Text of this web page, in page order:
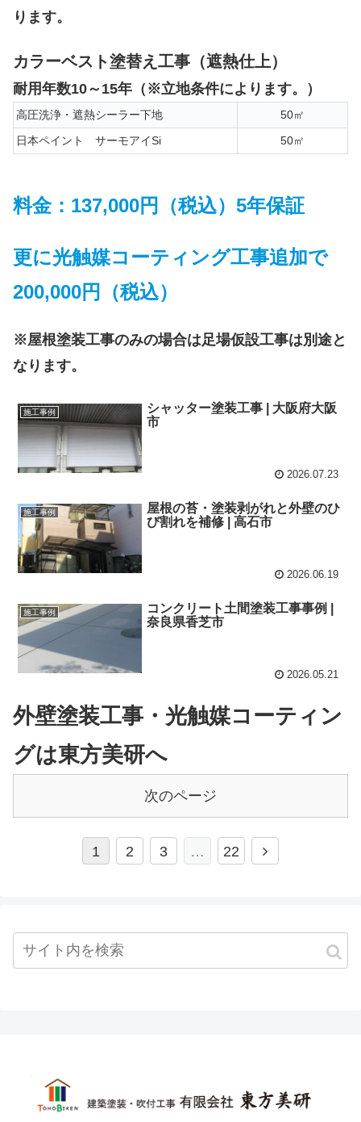
ります。
カラーベスト塗替え工事（遮熱仕上）
耐用年数10～15年（※立地条件によります。）
高圧洗浄・遮熱シーラー下地
50㎡
日本ペイント サーモアイSi
50㎡
料金：137,000円（税込）5年保証
更に光触媒コーティング工事追加で
200,000円（税込）
※屋根塗装工事のみの場合は足場仮設工事は別途と
なります。
施工事例
シャッター塗装工事 | 大阪府大阪
市
2026.07.23
施工事例
屋根の苔・塗装剥がれと外壁のひ
び割れを補修 | 高石市
2026.06.19
施工事例
コンクリート土間塗装工事事例 |
奈良県香芝市
2026.05.21
外壁塗装工事・光触媒コーティン
グは東方美研へ
次のページ
1 2 3 … 22